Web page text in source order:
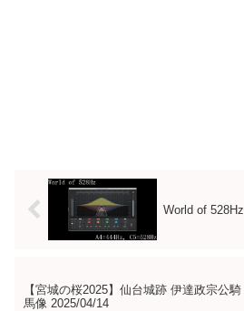
World of 528Hz
【宮城の桜2025】仙台城跡 伊達政宗公騎
馬像 2025/04/14